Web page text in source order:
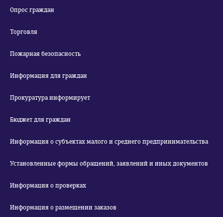
Опрос граждан
Торговля
Пожарная безопасность
Информация для граждан
Прокуратура информирует
Бюджет для граждан
Информация о субъектах малого и среднего предпринимательства
Установленные формы обращений, заявлений и иных документов
Информация о проверках
Информация о размещении заказов